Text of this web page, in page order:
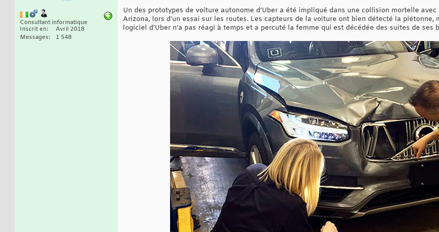
Consultant informatique
Inscrit en
Avril 2018
Messages
1 548
Un des prototypes de voiture autonome d’Uber a été impliqué dans une collision mortelle
Arizona, lors d'un essai sur les routes. Les capteurs de la voiture ont bien détecté la piétonne,
logiciel d’Uber n’a pas réagi à temps et a percuté la femme qui est décédée des suites de ses